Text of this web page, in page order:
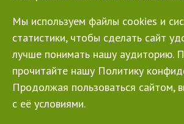
Мы используем файлы cookies и
статистики, чтобы сделать сайт
лучше понимать нашу аудиторию.
прочитайте нашу Политику
Продолжая пользоваться сайтом,
с её условиями.